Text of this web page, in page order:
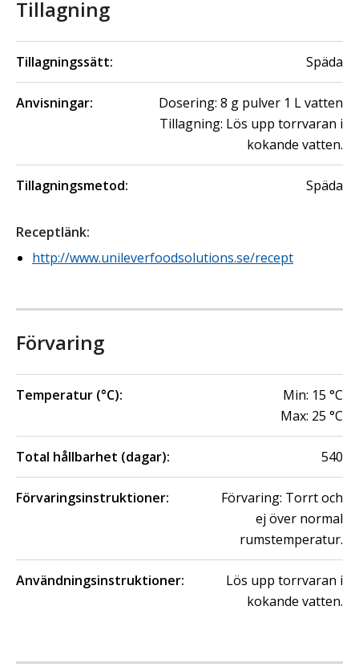
Tillagning
Tillagningssätt: Späda
Anvisningar:
Dosering: 8 g pulver 1 L vatten
Tillagning: Lös upp torrvaran i
kokande vatten.
Tillagningsmetod: Späda
Receptlänk:
http://www.unileverfoodsolutions.se/recept
Förvaring
Temperatur (°C): Min: 15 °C
Max: 25 °C
Total hållbarhet (dagar): 540
Förvaringsinstruktioner:
Förvaring: Torrt och
ej över normal
rumstemperatur.
Användningsinstruktioner:
Lös upp torrvaran i
kokande vatten.